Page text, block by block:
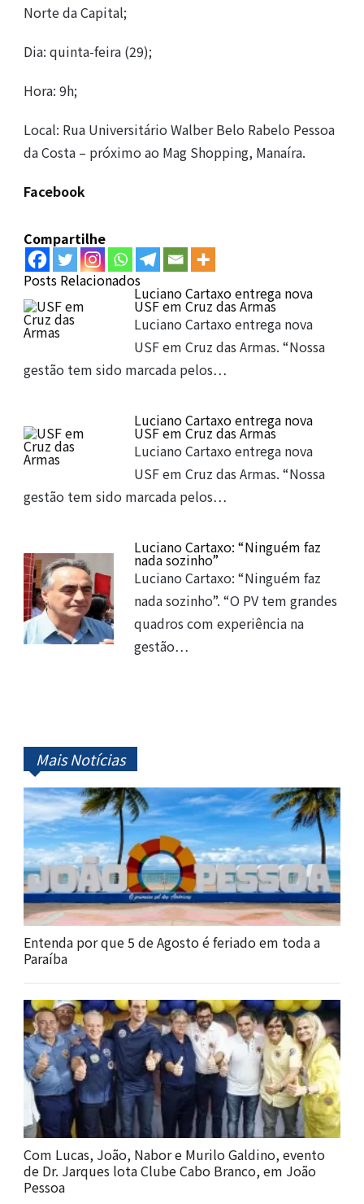
Norte da Capital;
Dia: quinta-feira (29);
Hora: 9h;
Local: Rua Universitário Walber Belo Rabelo Pessoa
da Costa – próximo ao Mag Shopping, Manaíra.
Facebook
Compartilhe
Posts Relacionados
Luciano Cartaxo entrega nova
USF em Cruz das Armas
Luciano Cartaxo entrega nova
USF em Cruz das Armas. “Nossa
gestão tem sido marcada pelos…
Luciano Cartaxo entrega nova
USF em Cruz das Armas
Luciano Cartaxo entrega nova
USF em Cruz das Armas. “Nossa
gestão tem sido marcada pelos…
Luciano Cartaxo: “Ninguém faz
nada sozinho”
Luciano Cartaxo: “Ninguém faz
nada sozinho”. “O PV tem grandes
quadros com experiência na
gestão…
Mais Notícias
Entenda por que 5 de Agosto é feriado em toda a
Paraíba
Com Lucas, João, Nabor e Murilo Galdino, evento
de Dr. Jarques lota Clube Cabo Branco, em João
Pessoa